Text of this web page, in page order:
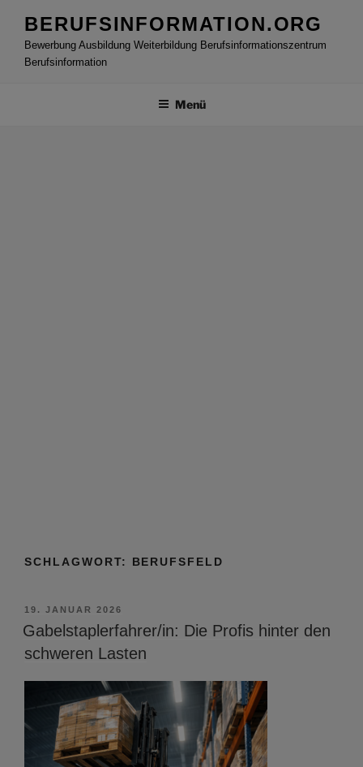
Inhalt
springen
BERUFSINFORMATION.ORG
Bewerbung Ausbildung Weiterbildung Berufsinformationszentrum
Berufsinformation
Menü
SCHLAGWORT: BERUFSFELD
VERÖFFENTLICHT
AM
19. JANUAR 2026
Gabelstaplerfahrer/in: Die Profis hinter den
schweren Lasten